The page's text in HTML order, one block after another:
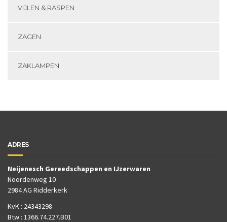
VIJLEN & RASPEN
ZAGEN
ZAKLAMPEN
ADRES
Neijenesch Gereedschappen en IJzerwaren
Noordenweg 10
2984 AG Ridderkerk
KvK : 24343298
Btw : 1366.74.227.B01